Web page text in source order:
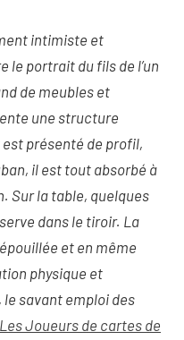
intimiste et
le portrait du fils de l’un
de meubles et
une structure
présenté de profil,
il est tout absorbé à
Sur la table, quelques
dans le tiroir. La
et en même
physique et
savant emploi des
Les Joueurs de cartes de